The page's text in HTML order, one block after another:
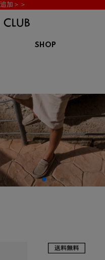
加＞＞
KARHU
カルフ
KEEN
キーン
OAKLEY
オークリー
オン
YETI
SHOP